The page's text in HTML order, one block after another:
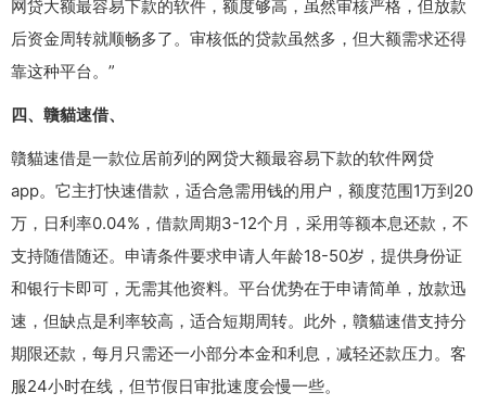
网贷大额最容易下款的软件，额度够高，虽然审核严格，但放款
后资金周转就顺畅多了。审核低的贷款虽然多，但大额需求还得
靠这种平台。”
四、贛貓速借、
贛貓速借是一款位居前列的网贷大额最容易下款的软件网贷
app。它主打快速借款，适合急需用钱的用户，额度范围1万到20
万，日利率0.04%，借款周期3-12个月，采用等额本息还款，不
支持随借随还。申请条件要求申请人年龄18-50岁，提供身份证
和银行卡即可，无需其他资料。平台优势在于申请简单，放款迅
速，但缺点是利率较高，适合短期周转。此外，贛貓速借支持分
期限还款，每月只需还一小部分本金和利息，减轻还款压力。客
服24小时在线，但节假日审批速度会慢一些。